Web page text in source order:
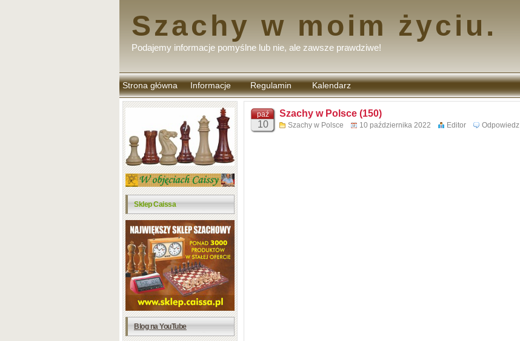
Szachy w moim życiu.
Podajemy informacje pomyślne lub nie, ale zawsze prawdziwe!
Strona główna Informacje Regulamin
komentarzy
Kalendarz
Sklep Caissa
Blog na YouTube
paź
10
Szachy w Polsce (150)
Szachy w Polsce 10 października 2022 Editor Odpowiedz